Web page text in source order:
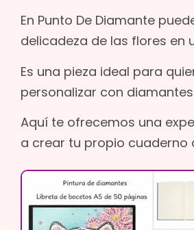
En Punto De Diamante
delicadeza de las flores en
Es una pieza ideal para
personalizar con
Aquí te ofrecemos una
a crear tu propio